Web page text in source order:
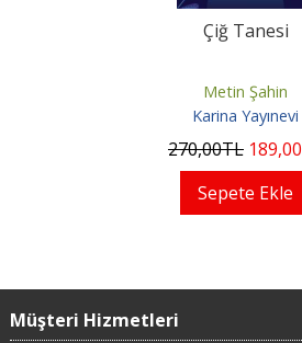
Çiğ Tanesi
Metin Şahin
Karina Yayınevi
270,00TL 189,00
Sepete Ekle
Müşteri Hizmetleri